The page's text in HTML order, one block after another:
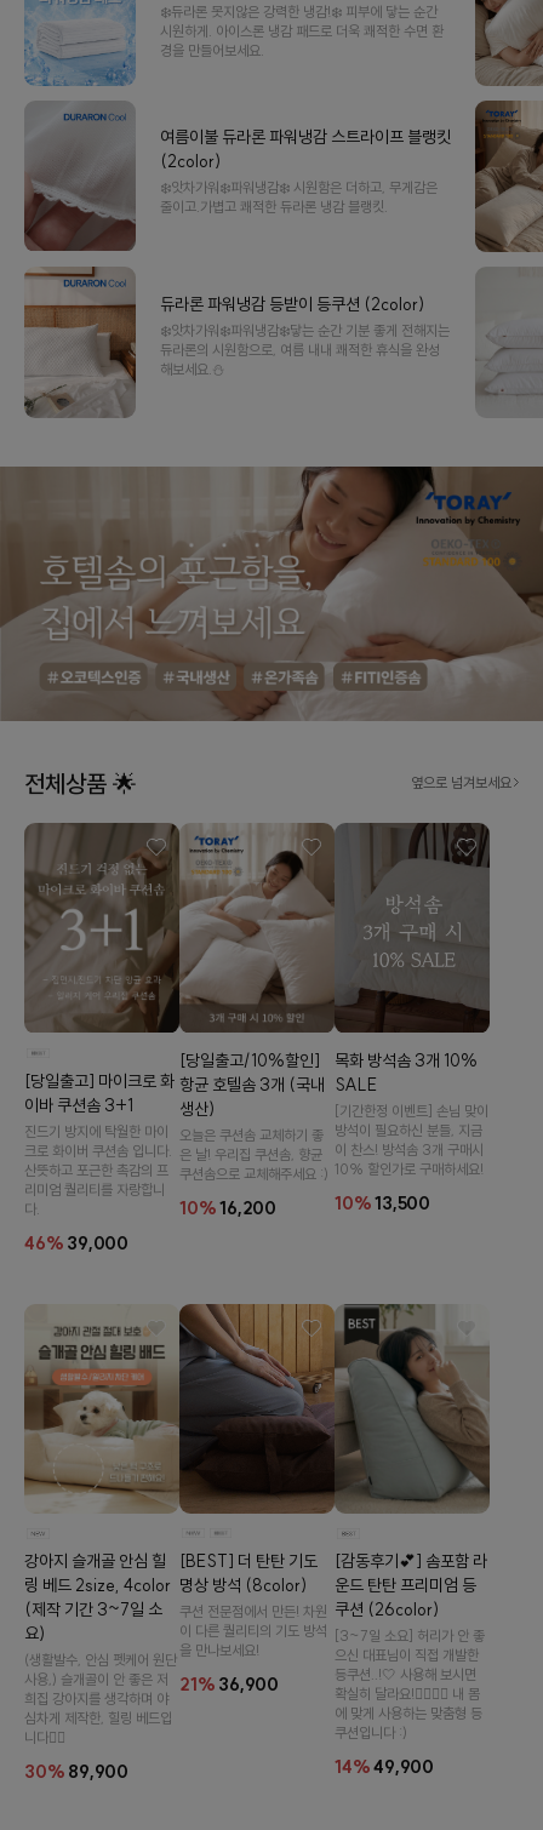
❄️듀라론 못지않은 강력한 냉감!❄️ 피부에 닿는 순간
시원하게. 아이스론 냉감 패드로 더욱 쾌적한 수면 환
경을 만들어보세요.
여름이불 듀라론 파워냉감 스트라이프 블랭킷
(2color)
❄️앗차가워❄️파워냉감❄️ 시원함은 더하고, 무게감은
줄이고.가볍고 쾌적한 듀라론 냉감 블랭킷.
듀라론 파워냉감 등받이 등쿠션 (2color)
❄️앗차가워❄️파워냉감❄️닿는 순간 기분 좋게 전해지는
듀라론의 시원함으로, 여름 내내 쾌적한 휴식을 완성
해보세요.⛄
전체상품 🌟 옆으로 넘겨보세요
[당일출고] 마이크로 화
이바 쿠션솜 3+1
진드기 방지에 탁월한 마이
크로 화이버 쿠션솜 입니다.
산뜻하고 포근한 촉감의 프
리미엄 퀄리티를 자랑합니
다.
46% 39,000
[당일출고/10%할인]
항균 호텔솜 3개 (국내
생산)
오늘은 쿠션솜 교체하기 좋
은 날! 우리집 쿠션솜, 향균
쿠션솜으로 교체해주세요 :)
10%16,200
목화 방석솜 3개 10%
SALE
[기간한정 이벤트] 손님 맞이
방석이 필요하신 분들, 지금
이 찬스! 방석솜 3개 구매시
10% 할인가로 구매하세요!
10%13,500
강아지 슬개골 안심 힐
링 베드 2size, 4color
(제작 기간 3~7일 소
요)
(생활발수, 안심 펫케어 원단
사용,) 슬개골이 안 좋은 저
희집 강아지를 생각하며 야
심차게 제작한, 힐링 베드입
니다👍🏻
30% 89,900
[BEST] 더 탄탄 기도
명상 방석 (8color)
쿠션 전문점에서 만든! 차원
이 다른 퀄리티의 기도 방석
을 만나보세요!
21% 36,900
[감동후기💕] 솜포함 라
운드 탄탄 프리미엄 등
쿠션 (26color)
[3~7일 소요] 허리가 안 좋
으신 대표님이 직접 개발한
등쿠션..!🤍 사용해 보시면
확실히 달라요!👉🏻👈🏻 내 몸
에 맞게 사용하는 맞춤형 등
쿠션입니다 :)
14%49,900